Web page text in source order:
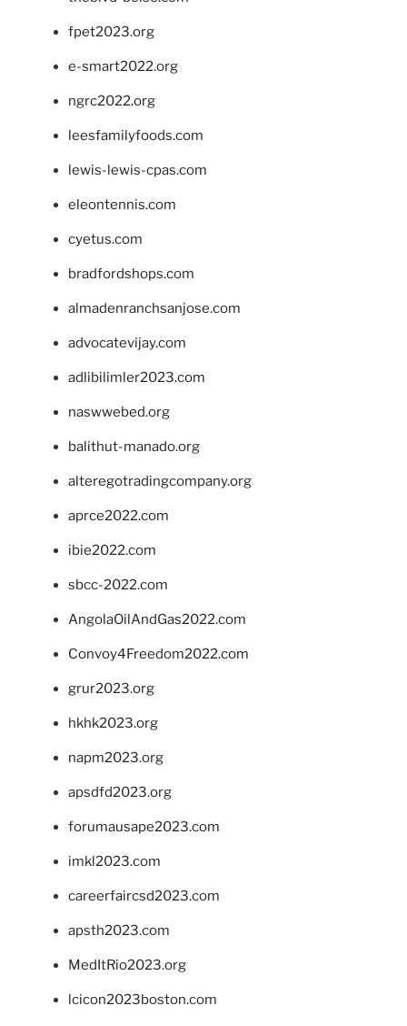
fpet2023.org
e-smart2022.org
ngrc2022.org
leesfamilyfoods.com
lewis-lewis-cpas.com
eleontennis.com
cyetus.com
bradfordshops.com
almadenranchsanjose.com
advocatevijay.com
adlibilimler2023.com
naswwebed.org
balithut-manado.org
alteregotradingcompany.org
aprce2022.com
ibie2022.com
sbcc-2022.com
AngolaOilAndGas2022.com
Convoy4Freedom2022.com
grur2023.org
hkhk2023.org
napm2023.org
apsdfd2023.org
forumausape2023.com
imkl2023.com
careerfaircsd2023.com
apsth2023.com
MedItRio2023.org
lcicon2023boston.com